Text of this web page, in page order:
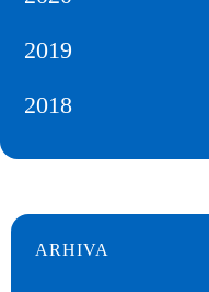
2019
2018
ARHIVA